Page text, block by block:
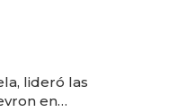
lideró las
en